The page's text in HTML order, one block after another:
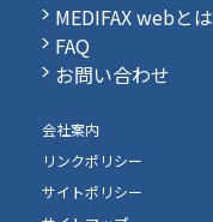
MEDIFAX webとは
FAQ
お問い合わせ
会社案内
リンクポリシー
サイトポリシー